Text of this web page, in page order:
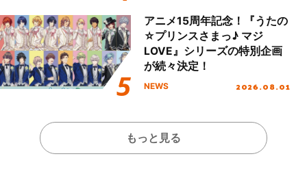
アニメ15周年記念！『うたの
☆プリンスさまっ♪ マジ
LOVE』シリーズの特別企画
が続々決定！
NEWS 2026.08.01
もっと見る